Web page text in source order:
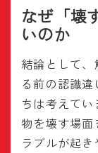
なぜ「壊
いのか
結論として
る前の認識
ちは考えて
物を壊す場
ラブルが起